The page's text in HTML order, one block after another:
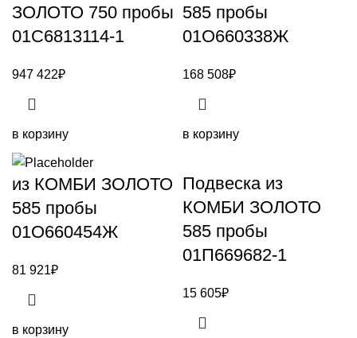
ЗОЛОТО 750 пробы
01С6813114-1
947 422₽
в корзину
585 пробы
01О660338Ж
168 508₽
в корзину
из КОМБИ ЗОЛОТО
585 пробы
01О660454Ж
81 921₽
в корзину
Подвеска из
КОМБИ ЗОЛОТО
585 пробы
01П669682-1
15 605₽